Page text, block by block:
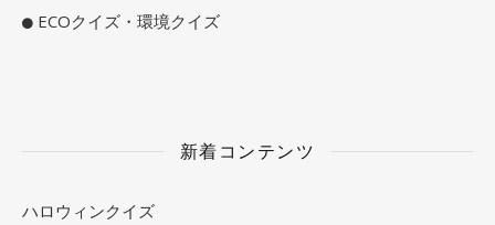
ECOクイズ・環境クイズ
新着コンテンツ
ハロウィンクイズ